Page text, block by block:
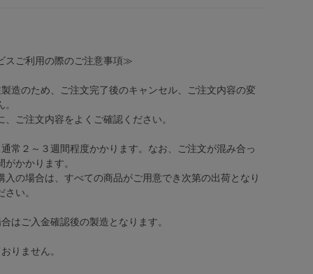
スご利用の際のご注意事項≫
造のため、ご注文完了後のキャンセル、ご注文内容の変
ご注文内容をよくご確認ください。
常２～３週間程度かかります。なお、ご注文が混み合っ
かかります。
入の場合は、すべての商品がご用意でき次第の出荷となり
い。
はご入金確認後の製造となります。
りません。